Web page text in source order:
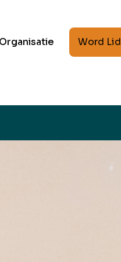
Organisatie Word Lid